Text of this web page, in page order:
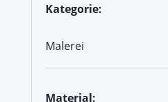
Kategorie:
Malerei
Material: